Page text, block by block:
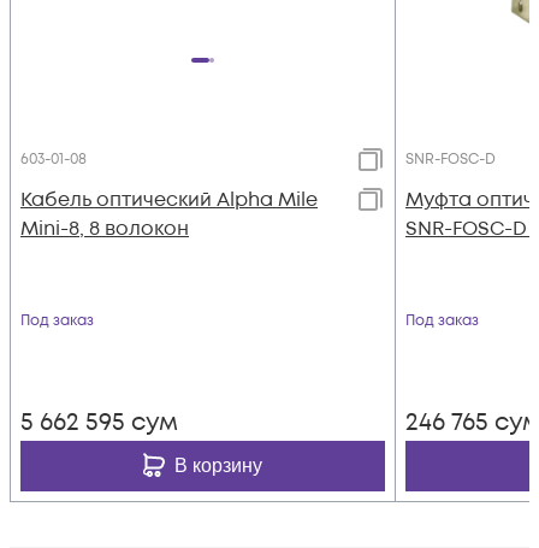
603-01-08
Кабель оптический Alpha Mile
Mini-8, 8 волокон
Под заказ
5 662 595 сум
В корзину
SNR-FOSC-D
Муфта
SNR-FOSC-D
Под заказ
246 765